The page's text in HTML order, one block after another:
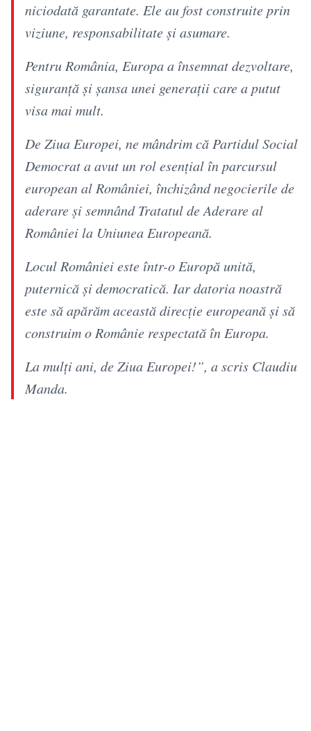
niciodată garantate. Ele au fost construite prin
viziune, responsabilitate și asumare.
Pentru România, Europa a însemnat dezvoltare,
siguranță și șansa unei generații care a putut
visa mai mult.
De Ziua Europei, ne mândrim că Partidul Social
Democrat a avut un rol esențial în parcursul
european al României, închizând negocierile de
aderare și semnând Tratatul de Aderare al
României la Uniunea Europeană.
Locul României este într-o Europă unită,
puternică și democratică. Iar datoria noastră
este să apărăm această direcție europeană și să
construim o Românie respectată în Europa.
La mulți ani, de Ziua Europei!”, a scris Claudiu
Manda.